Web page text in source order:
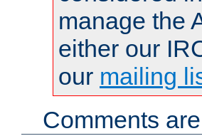
manage the
either our
our mailing
Comments